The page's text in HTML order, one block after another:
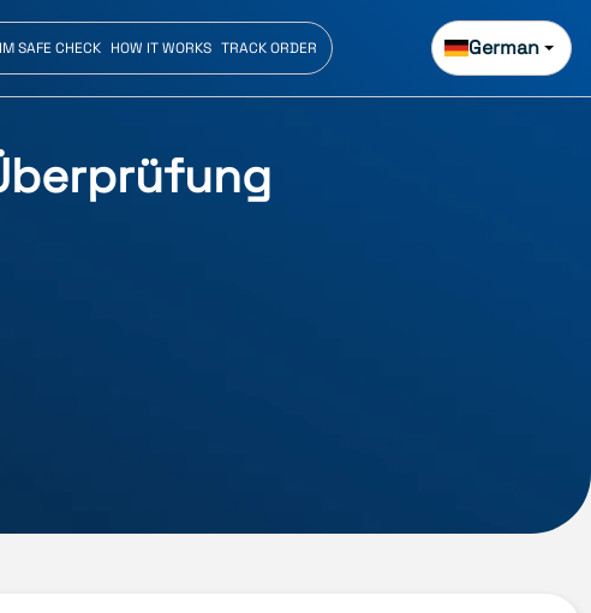
SAFE CHECK HOW IT WORKS TRACK ORDER German